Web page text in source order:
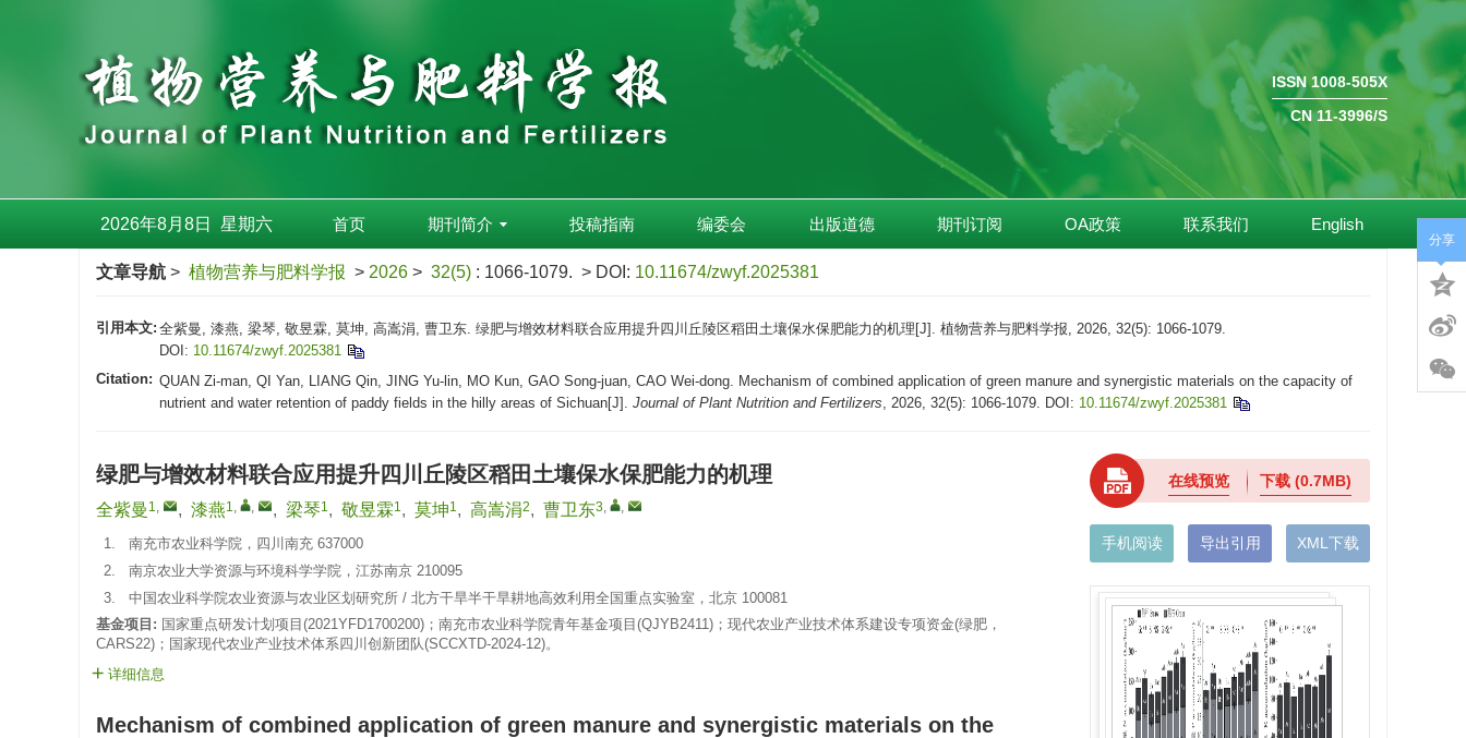
ISSN 1008-505X
CN 11-3996/S
2026年8月8日 星期六 首页 期刊简介 投稿指南 编委会 出版道德 期刊订阅 OA政策 联系我们 English
文章导航 > 植物营养与肥料学报 > 2026 > 32(5) : 1066-1079. > DOI: 10.11674/zwyf.2025381
引用本文: 全紫曼, 漆燕, 梁琴, 敬昱霖, 莫坤, 高嵩涓, 曹卫东. 绿肥与增效材料联合应用提升四川丘陵区稻田土壤保水保肥能力的机理[J]. 植物营养与肥料学报, 2026, 32(5): 1066-1079.
DOI: 10.11674/zwyf.2025381
Citation: QUAN Zi-man, QI Yan, LIANG Qin, JING Yu-lin, MO Kun, GAO Song-juan, CAO Wei-dong. Mechanism of combined application of green manure and synergistic materials on the capacity of
nutrient and water retention of paddy fields in the hilly areas of Sichuan[J]. Journal of Plant Nutrition and Fertilizers, 2026, 32(5): 1066-1079. DOI: 10.11674/zwyf.2025381
绿肥与增效材料联合应用提升四川丘陵区稻田土壤保水保肥能力的机理
全紫曼 1, , 漆燕1, , , 梁琴1, 敬昱霖1, 莫坤1, 高嵩涓2, 曹卫东3, ,
1.
南充市农业科学院，四川南充 637000
2.
南京农业大学资源与环境科学学院，江苏南京 210095
3.
中国农业科学院农业资源与农业区划研究所 / 北方干旱半干旱耕地高效利用全国重点实验室，北京 100081
基金项目: 国家重点研发计划项目(2021YFD1700200)；南充市农业科学院青年基金项目(QJYB2411)；现代农业产业技术体系建设专项资金(绿肥，
CARS22)；国家现代农业产业技术体系四川创新团队(SCCXTD-2024-12)。
详细信息
Mechanism of combined application of green manure and synergistic materials on the
在线预览 下载(0.7MB)
手机阅读 导出引用 XML下载
分享